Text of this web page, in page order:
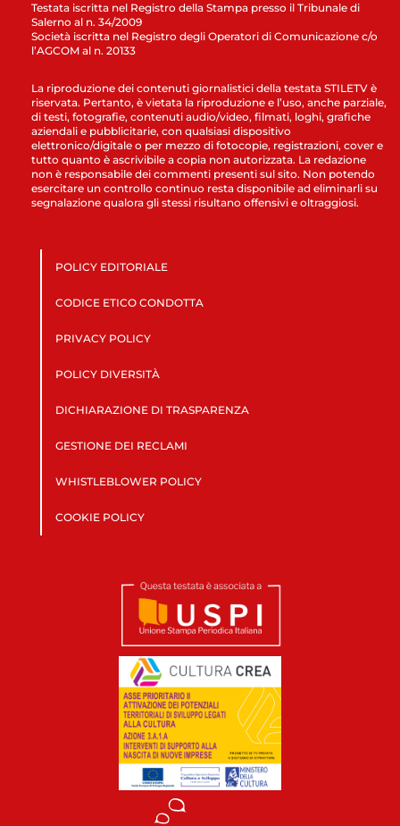
Testata iscritta nel Registro della Stampa presso il Tribunale di
Salerno al n. 34/2009
Società iscritta nel Registro degli Operatori di Comunicazione c/o
l’AGCOM al n. 20133
La riproduzione dei contenuti giornalistici della testata STILETV è
riservata. Pertanto, è vietata la riproduzione e l’uso, anche parziale,
di testi, fotografie, contenuti audio/video, filmati, loghi, grafiche
aziendali e pubblicitarie, con qualsiasi dispositivo
elettronico/digitale o per mezzo di fotocopie, registrazioni, cover e
tutto quanto è ascrivibile a copia non autorizzata. La redazione
non è responsabile dei commenti presenti sul sito. Non potendo
esercitare un controllo continuo resta disponibile ad eliminarli su
segnalazione qualora gli stessi risultano offensivi e oltraggiosi.
POLICY EDITORIALE
CODICE ETICO CONDOTTA
PRIVACY POLICY
POLICY DIVERSITÀ
DICHIARAZIONE DI TRASPARENZA
GESTIONE DEI RECLAMI
WHISTLEBLOWER POLICY
COOKIE POLICY